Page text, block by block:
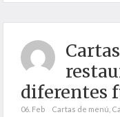
diferentes
06. Feb Cartas de menú